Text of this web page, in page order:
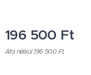
196 500 Ft
Áfa nélkül 196 500 Ft